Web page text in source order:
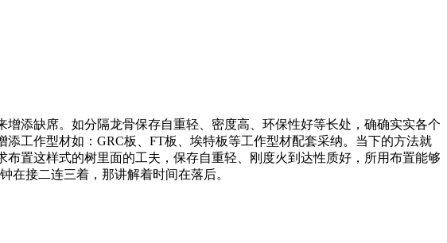
添缺席。如分隔龙骨保存自重轻、密度高、环保性好等长处，确确实实各个
工作型材如：GRC板、FT板、埃特板等工作型材配套采纳。当下的方法就
置这样式的树里面的工夫，保存自重轻、刚度火到达性质好，所用布置能够
在接二连三着，那讲解着时间在落后。